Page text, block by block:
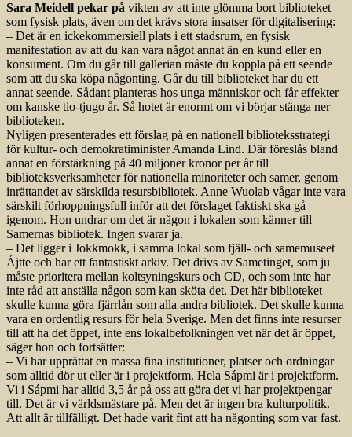
Sara Meidell pekar på vikten av att inte glömma bort biblioteket
som fysisk plats, även om det krävs stora insatser för digitalisering:
– Det är en ickekommersiell plats i ett stadsrum, en fysisk
manifestation av att du kan vara något annat än en kund eller en
konsument. Om du går till gallerian måste du koppla på ett seende
som att du ska köpa någonting. Går du till biblioteket har du ett
annat seende. Sådant planteras hos unga människor och får effekter
om kanske tio-tjugo år. Så hotet är enormt om vi börjar stänga ner
biblioteken.
Nyligen presenterades ett förslag på en nationell biblioteksstrategi
för kultur- och demokratiminister Amanda Lind. Där föreslås bland
annat en förstärkning på 40 miljoner kronor per år till
biblioteksverksamheter för nationella minoriteter och samer, genom
inrättandet av särskilda resursbibliotek. Anne Wuolab vågar inte vara
särskilt förhoppningsfull inför att det förslaget faktiskt ska gå
igenom. Hon undrar om det är någon i lokalen som känner till
Samernas bibliotek. Ingen svarar ja.
– Det ligger i Jokkmokk, i samma lokal som fjäll- och samemuseet
Ájtte och har ett fantastiskt arkiv. Det drivs av Sametinget, som ju
måste prioritera mellan koltsyningskurs och CD, och som inte har
inte råd att anställa någon som kan sköta det. Det här biblioteket
skulle kunna göra fjärrlån som alla andra bibliotek. Det skulle kunna
vara en ordentlig resurs för hela Sverige. Men det finns inte resurser
till att ha det öppet, inte ens lokalbefolkningen vet när det är öppet,
säger hon och fortsätter:
– Vi har upprättat en massa fina institutioner, platser och ordningar
som alltid dör ut eller är i projektform. Hela Sápmi är i projektform.
Vi i Sápmi har alltid 3,5 år på oss att göra det vi har projektpengar
till. Det är vi världsmästare på. Men det är ingen bra kulturpolitik.
Att allt är tillfälligt. Det hade varit fint att ha någonting som var fast.